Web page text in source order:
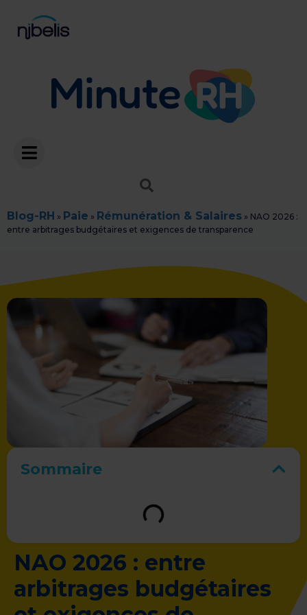
Blog-RH » Paie » Rémunération & Salaires » NAO 2026 :
entre arbitrages budgétaires et exigences de transparence
Sommaire
NAO 2026 : entre
arbitrages budgétaires